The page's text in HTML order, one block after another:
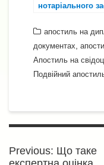
нотаріального
апостиль на
документах
Апостиль на
Подвійний
Навігація
Previous: Previous
Що таке